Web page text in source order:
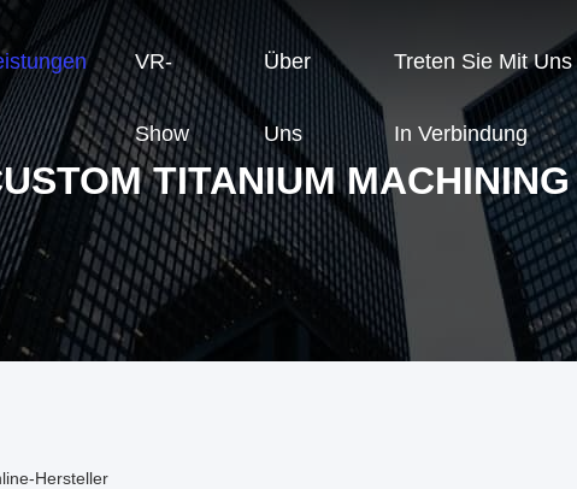
VR-
Show
Über
Uns
Treten Sie Mit Uns
In Verbindung
TITANIUM MACHINING
Hersteller